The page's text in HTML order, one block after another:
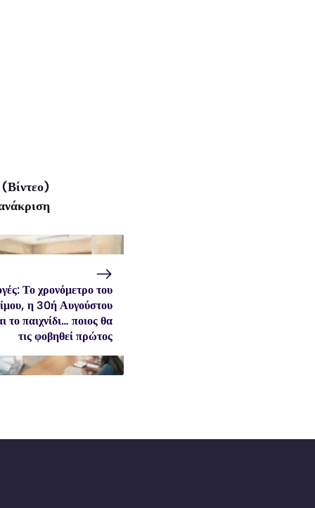
Το χρονόμετρο του
η 30ή Αυγούστου
το παιχνίδι… ποιος θα
τις φοβηθεί πρώτος